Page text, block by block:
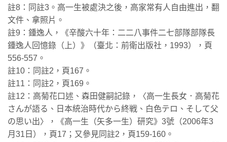
註8：同註3。高一生被處決之後，高家常有人自由進出，翻
文件、拿照片。
註9：鍾逸人，《辛酸六十年：二二八事件二七部隊部隊長
鍾逸人回憶錄（上）》（臺北：前衛出版社，1993），頁
556-557。
註10：同註2，頁167。
註11：同註2，頁169。
註12：高菊花口述、森田健嗣記錄，〈高一生長女．高菊花
さんが語る、日本統治時代から終戦、白色テロ、そして父
の思い出〉，《高一生（矢多一生）研究》3號（2006年3
月31日），頁17；又參見同註2，頁159-160。